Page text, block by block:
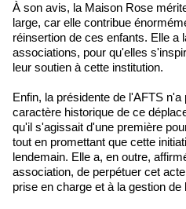
À son avis, la Maison Rose
large, car elle contribue
réinsertion de ces enfants. Elle a
associations, pour qu'elles
leur soutien à cette institution.
Enfin, la présidente de l'AFTS
caractère historique de ce
qu'il s'agissait d'une première
tout en promettant que cette
lendemain. Elle a, en outre,
association, de perpétuer cet
prise en charge et à la gestion de